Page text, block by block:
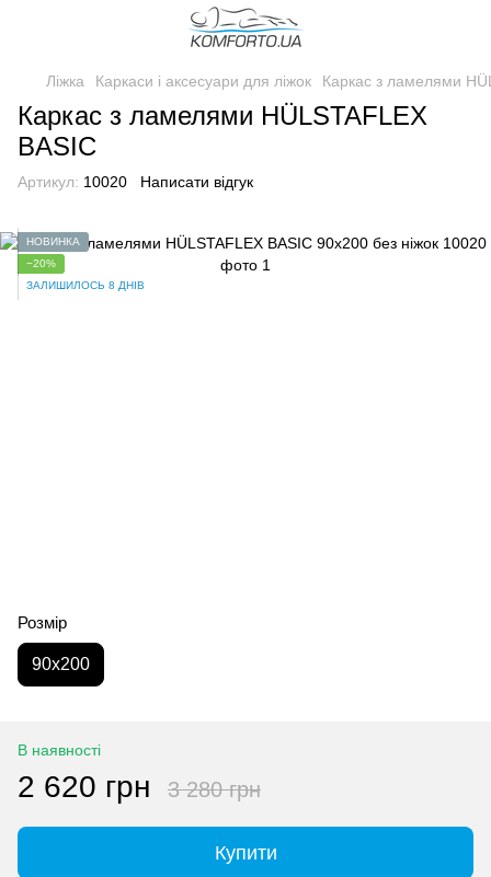
Ліжка Каркаси і аксесуари для ліжок Каркас з ламелями
Каркас з ламелями HÜLSTAFLEX
BASIC
Артикул: 10020 Написати відгук
НОВИНКА
−20%
ЗАЛИШИЛОСЬ 8 ДНІВ
Розмір
90x200
В наявності
2 620 грн 3 280 грн
Купити